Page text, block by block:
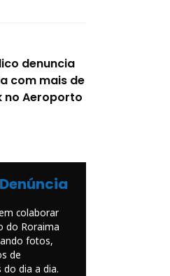
denuncia
com mais de
no Aeroporto
colaborar
do Roraima
fotos,
de
dia a dia.